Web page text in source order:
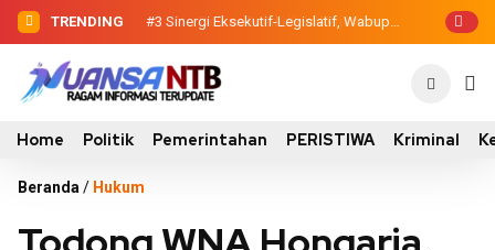
TRENDING #2 Dewan Pendidikan Temukan
Kondisi 305 Siswa SDN Kanar Belajar di
#3 Sinergi Eksekutif-Legislatif, Wabup
Ansori Serahkan Tujuh Kontainer
Home Politik Pemerintahan PERISTIWA Kriminal
Beranda / Hukum